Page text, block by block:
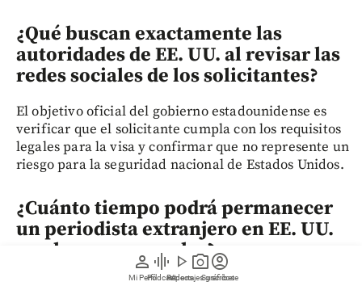
person
Mi Perfil
graphic_eq
Pódcast
play_arrow
Videos
photo_camera
Reportajes gráficos
account_circle
Suscríbete
¿Qué buscan exactamente las
autoridades de EE. UU. al revisar las
redes sociales de los solicitantes?
El objetivo oficial del gobierno estadounidense es
verificar que el solicitante cumpla con los requisitos
legales para la visa y confirmar que no represente un
riesgo para la seguridad nacional de Estados Unidos.
¿Cuánto tiempo podrá permanecer
un periodista extranjero en EE. UU.
con las nuevas reglas?